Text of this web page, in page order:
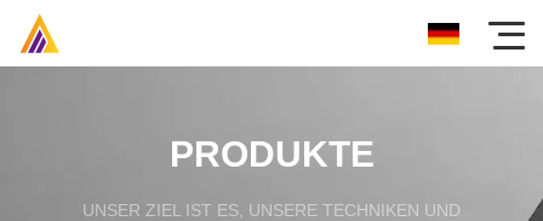
PRODUKTE
UNSER ZIEL IST ES, UNSERE TECHNIKEN UND